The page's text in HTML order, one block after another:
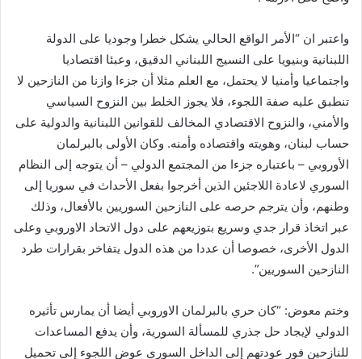
واعتبر ان “الأمر الواقع الحالي يشكل خطرا وجوديا على الدولة
اللبنانية وبنيويا على النسيج اللبناني الدقيق، وعبئا اقتصاديا
واجتماعيا وأمنيا لا يحتمل، مع العلم مثلا أن جزءا وازنا من النازحين لا
تنطبق عليه صفة اللجوء، فلا يجوز الخلط بين النزوح السياسي
والأمني، والنزوح الاقتصادي المخالف للقوانين اللبنانية والدولية على
حساب لبنان، وهويته واقتصاده وأمنه. وكان الأولى بالبرلمان
الأوروبي – باعتباره جزءا من المجتمع الدولي – أن يتوجه إلى النظام
السوري لاعادة اللاجئين الذين أخرجوا بفعل الأحداث في سوريا إلى
وطنهم، وأن يترجم حرصه على النازحين السوريين بالأفعال، وذلك
عبر اتخاذ قرار جدي وسريع بتوزيعهم على دول الاتحاد الاوروبي وعلى
الدول الأخرى، خصوصا أن عددا من هذه الدول يتفاخر بقرارات طرد
النازحين السوريين”.
وختم معوض: “كان حري بالبرلمان الاوروبي أيضا أن يمارس تأثيره
الدولي لإيجاد حل جذري للمسألة السورية، وأن يدفع المساعدات
للنازحين فور عودتهم إلى الداخل السوري عوض اللجوء إلى تحميل